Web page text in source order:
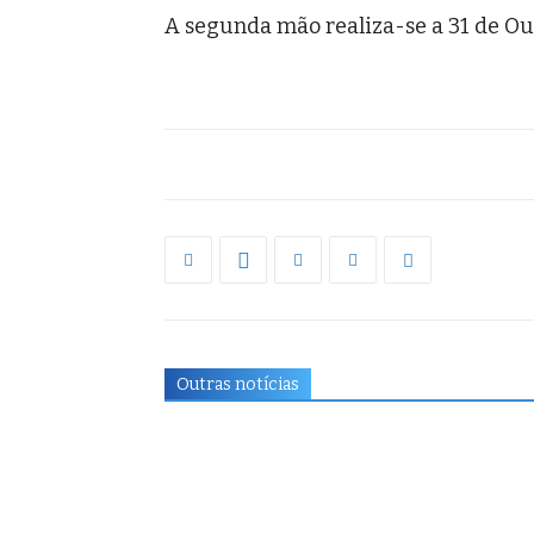
A segunda mão realiza-se a 31 de
Outras notícias